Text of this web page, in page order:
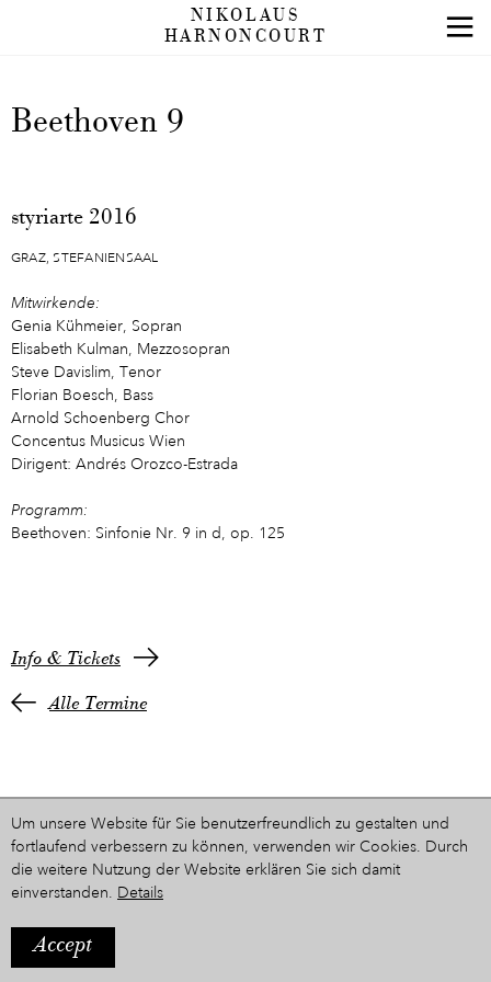
NIKOLAUS
HARNONCOURT
Beethoven 9
styriarte 2016
GRAZ, STEFANIENSAAL
Mitwirkende:
Genia Kühmeier, Sopran
Elisabeth Kulman, Mezzosopran
Steve Davislim,
Tenor
Florian Boesch, Bass
Arnold Schoenberg Chor
Concentus Musicus Wien
Dirigent: Andrés Orozco-Estrada
Programm:
Beethoven: Sinfonie Nr. 9 in d, op. 125
Info & Tickets
Alle Termine
Ein Projekt aus dem Hause
Um unsere Website für Sie benutzerfreundlich zu gestalten und
fortlaufend verbessern zu können, verwenden wir Cookies. Durch
die weitere Nutzung der Website erklären Sie sich damit
einverstanden. Details
Accept